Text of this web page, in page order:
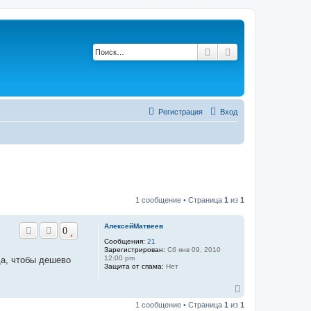
Поиск
Вход
Регистрация
1 сообщение • Страница 1 из 1
АлексейМатвеев
Сообщения: 21
Зарегистрирован: Сб янв 09, 2010
12:00 pm
Защита от спама: Нет
0
чтобы дешево
р
1 сообщение • Страница 1 из 1